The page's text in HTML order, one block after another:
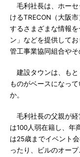
毛利社長は、ホーセ
けるTRECON（大阪
するさまざまな情報
ン」などを提供して
管工事業協同組合やそ
建設タウンは、もと
ものがベースになっ
か。
毛利社長の父親が経
は100人弱在籍し、年
は25歳までイベント
ったり、ビルのオー